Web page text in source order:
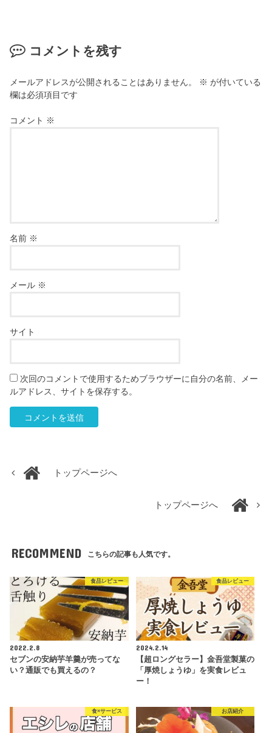
コメントを残す
メールアドレスが公開されることはありません。 ※ が付いている
欄は必須項目です
コメント ※
名前 ※
メール ※
サイト
次回のコメントで使用するためブラウザーに自分の名前、メー
ルアドレス、サイトを保存する。
トップページへ
トップページへ
RECOMMEND こちらの記事も人気です。
食品レビュー
2022.2.8
セブンの安納芋羊羹が売ってな
い？通販でも買えるの？
食品レビュー
2024.2.14
【超ロングセラー】金吾堂製菓の
「厚焼しょうゆ」を実食レビュ
ー！
食×サービス お店紹介